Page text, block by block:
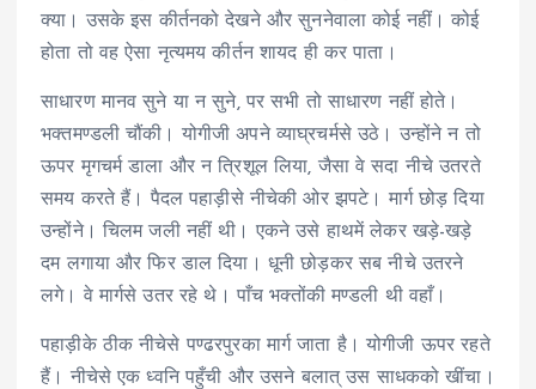
क्या। उसके इस कीर्तनको देखने और सुननेवाला कोई नहीं। कोई
होता तो वह ऐसा नृत्यमय कीर्तन शायद ही कर पाता।
साधारण मानव सुने या न सुने, पर सभी तो साधारण नहीं होते।
भक्तमण्डली चौंकी। योगीजी अपने व्याघ्रचर्मसे उठे। उन्होंने न तो
ऊपर मृगचर्म डाला और न त्रिशूल लिया, जैसा वे सदा नीचे उतरते
समय करते हैं। पैदल पहाड़ीसे नीचेकी ओर झपटे। मार्ग छोड़ दिया
उन्होंने। चिलम जली नहीं थी। एकने उसे हाथमें लेकर खड़े-खड़े
दम लगाया और फिर डाल दिया। धूनी छोड़कर सब नीचे उतरने
लगे। वे मार्गसे उतर रहे थे। पाँच भक्तोंकी मण्डली थी वहाँ।
पहाड़ीके ठीक नीचेसे पण्ढरपुरका मार्ग जाता है। योगीजी ऊपर रहते
हैं। नीचेसे एक ध्वनि पहुँची और उसने बलात् उस साधकको खींचा।